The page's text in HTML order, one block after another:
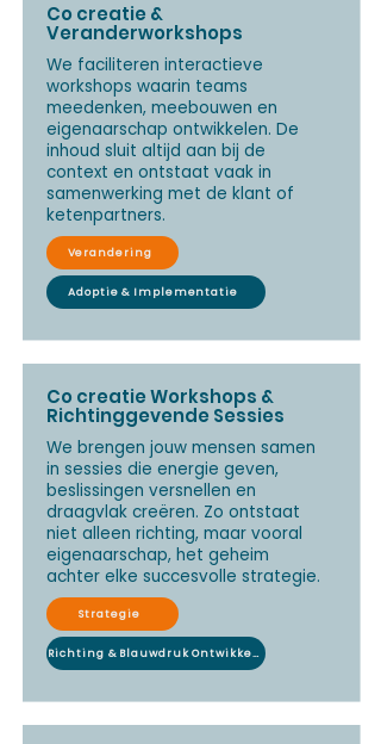
Co creatie &
Veranderworkshops
We faciliteren interactieve
workshops waarin teams
meedenken, meebouwen en
eigenaarschap ontwikkelen. De
inhoud sluit altijd aan bij de
context en ontstaat vaak in
samenwerking met de klant of
ketenpartners.
Verandering
Adoptie & Implementatie
Co creatie Workshops &
Richtinggevende Sessies
We brengen jouw mensen samen
in sessies die energie geven,
beslissingen versnellen en
draagvlak creëren. Zo ontstaat
niet alleen richting, maar vooral
eigenaarschap, het geheim
achter elke succesvolle strategie.
Strategie
Richting & Blauwdruk Ontwikkelen